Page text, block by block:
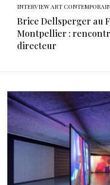
INTERVIEW ART
Brice Dellsperger au
Montpellier :
directeur